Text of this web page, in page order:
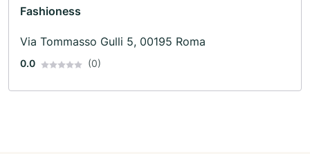
Fashioness
Via Tommasso Gulli 5, 00195 Roma
0.0 (0)